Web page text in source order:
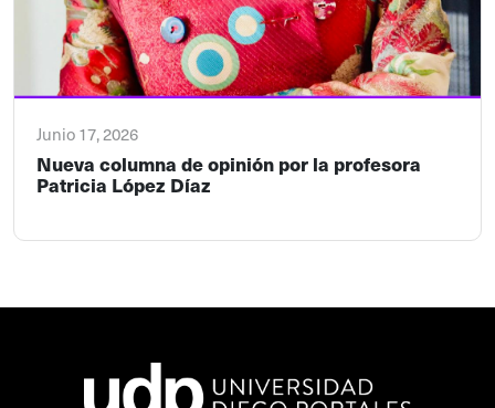
Junio 17, 2026
Nueva columna de opinión por la profesora
Patricia López Díaz